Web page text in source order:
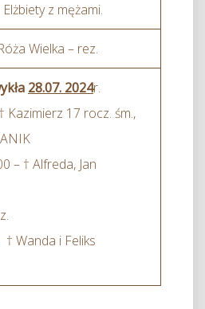
z mężami.
Wielka – rez.
28.07. 2024r.
Kazimierz 17 rocz. śm.,
– † Alfreda, Jan
Wanda i Feliks